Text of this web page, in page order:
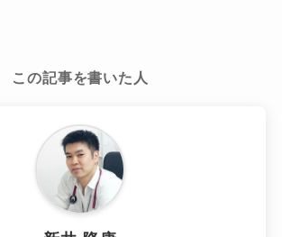
この記事を書いた人